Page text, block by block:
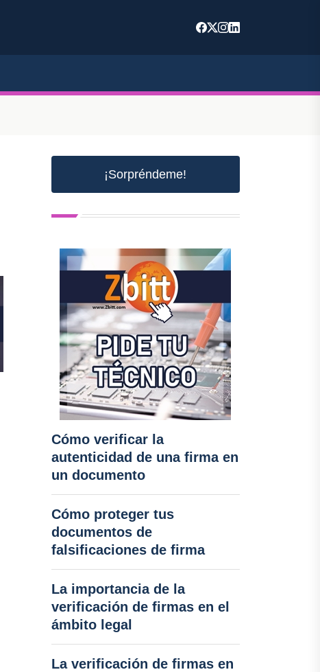
¡Sorpréndeme!
Cómo verificar la
autenticidad de una firma en
un documento
Cómo proteger tus
documentos de
falsificaciones de firma
La importancia de la
verificación de firmas en el
ámbito legal
La verificación de firmas en